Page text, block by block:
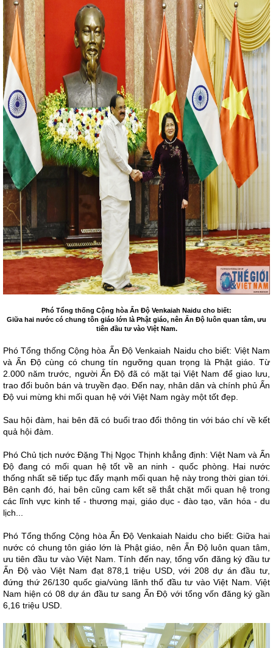
Phó Tổng thống Cộng hòa Ấn Độ Venkaiah Naidu cho biết:
Giữa hai nước có chung tôn giáo lớn là Phật giáo, nên Ấn Độ luôn quan tâm, ưu
tiên đầu tư vào Việt Nam.
Phó Tổng thống Cộng hòa Ấn Độ Venkaiah Naidu cho biết: Việt Nam
và Ấn Độ cùng có chung tín ngưỡng quan trọng là Phật giáo. Từ
2.000 năm trước, người Ấn Độ đã có mặt tại Việt Nam để giao lưu,
trao đổi buôn bán và truyền đạo. Đến nay, nhân dân và chính phủ Ấn
Độ vui mừng khi mối quan hệ với Việt Nam ngày một tốt đẹp.
Sau hội đàm, hai bên đã có buổi trao đổi thông tin với báo chí về kết
quả hội đàm.
Phó Chủ tịch nước Đặng Thị Ngọc Thịnh khẳng định: Việt Nam và Ấn
Độ đang có mối quan hệ tốt về an ninh - quốc phòng. Hai nước
thống nhất sẽ tiếp tục đẩy mạnh mối quan hệ này trong thời gian tới.
Bên cạnh đó, hai bên cũng cam kết sẽ thắt chặt mối quan hệ trong
các lĩnh vực kinh tế - thương mại, giáo dục - đào tạo, văn hóa - du
lịch...
Phó Tổng thống Cộng hòa Ấn Độ Venkaiah Naidu cho biết: Giữa hai
nước có chung tôn giáo lớn là Phật giáo, nên Ấn Độ luôn quan tâm,
ưu tiên đầu tư vào Việt Nam. Tính đến nay, tổng vốn đăng ký đầu tư
Ấn Độ vào Việt Nam đạt 878,1 triệu USD, với 208 dự án đầu tư,
đứng thứ 26/130 quốc gia/vùng lãnh thổ đầu tư vào Việt Nam. Việt
Nam hiện có 08 dự án đầu tư sang Ấn Độ với tổng vốn đăng ký gần
6,16 triệu USD.